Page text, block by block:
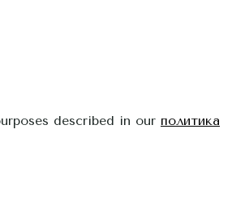
described in our политика